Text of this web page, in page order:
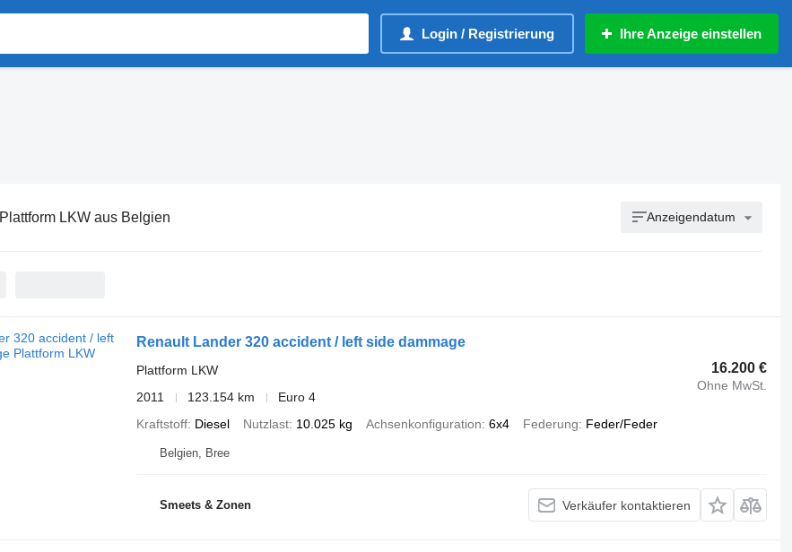
Login / Registrierung Ihre Anzeige einstellen
Plattform LKW aus Belgien Anzeigendatum
Renault Lander 320 accident / left side dammage
16.200 €
Ohne MwSt.
Plattform LKW
2011
123.154 km
Euro 4
Kraftstoff Diesel Nutzlast 10.025 kg Achsenkonfiguration 6x4 Federung Feder/Feder
Belgien, Bree
Smeets & Zonen Verkäufer kontaktieren